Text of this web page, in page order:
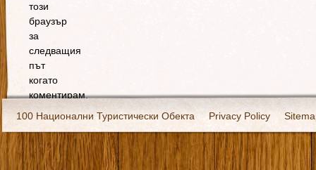
този
браузър
за
следващия
път
когато
коментирам.
100 Национални Туристически Обекта
Privacy Policy
Екипировка За нас Имало едно време Кивоторият.